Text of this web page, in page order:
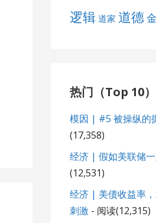
逻辑 道家 道德
热门（Top 10）
模因 | #5 被操纵的
(17,358)
经济 | 假如美联储
(12,531)
经济 | 美债收益率
刺激 - 阅读(12,315)